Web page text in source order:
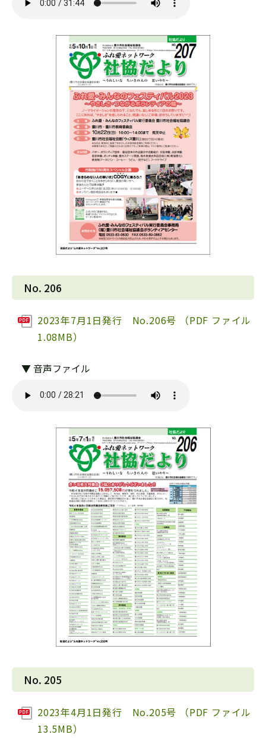
No. 206
2023年7月1日発行 No.206号 （PDF ファイル
1.08MB）
▼ 音声ファイル
No. 205
2023年4月1日発行 No.205号 （PDF ファイル
13.5MB）